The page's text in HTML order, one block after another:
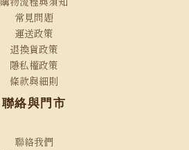
常見問題
運送政策
退換貨政策
隱私權政策
條款與細則
聯絡與門市
聯絡我們